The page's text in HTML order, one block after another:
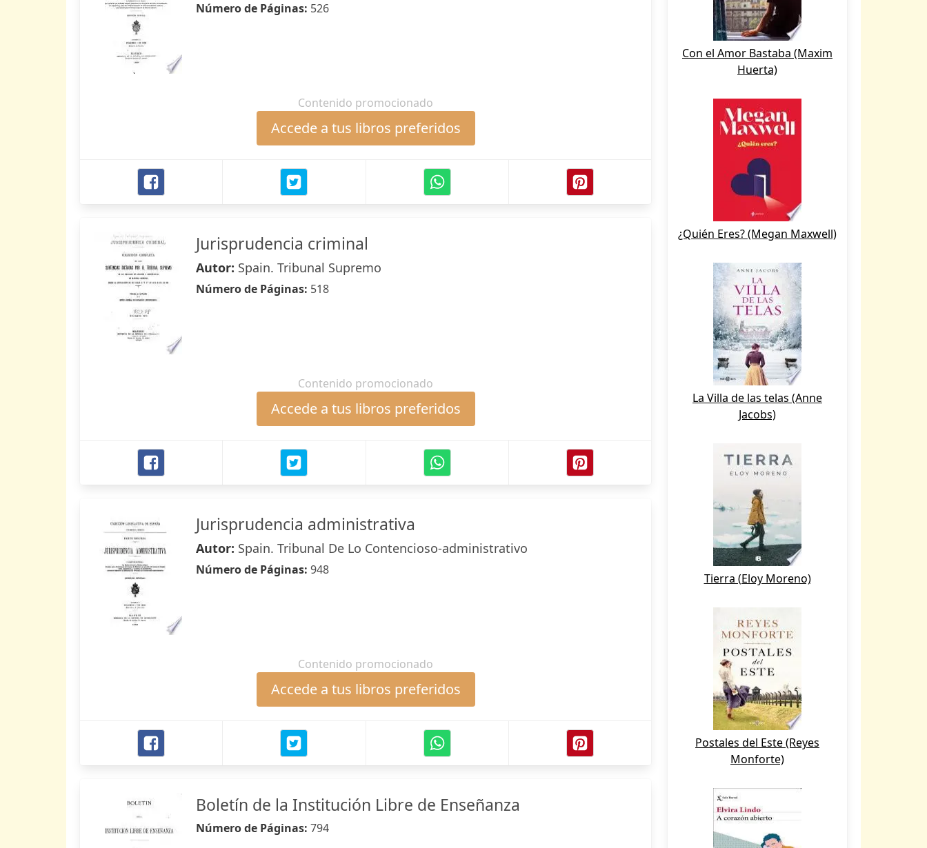
Número de Páginas: 526
Contenido promocionado
Accede a tus libros preferidos
Jurisprudencia criminal
Autor: Spain. Tribunal Supremo
Número de Páginas: 518
Contenido promocionado
Accede a tus libros preferidos
Jurisprudencia administrativa
Autor: Spain. Tribunal De Lo Contencioso-administrativo
Número de Páginas: 948
Contenido promocionado
Accede a tus libros preferidos
Boletín de la Institución Libre de Enseñanza
Número de Páginas: 794
Con el Amor Bastaba (Maxim
Huerta)
¿Quién Eres? (Megan Maxwell)
La Villa de las telas (Anne
Jacobs)
Tierra (Eloy Moreno)
Postales del Este (Reyes
Monforte)